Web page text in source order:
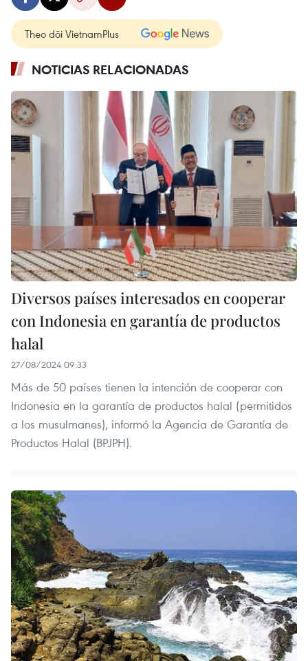
Theo dõi VietnamPlus
NOTICIAS RELACIONADAS
Diversos países interesados ​​en cooperar
con Indonesia en garantía de productos
halal
27/08/2024 09:33
Más de 50 países tienen la intención de cooperar con
Indonesia en la garantía de productos halal (permitidos
a los musulmanes), informó la Agencia de Garantía de
Productos Halal (BPJPH).